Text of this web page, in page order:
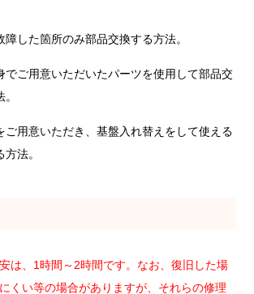
障した箇所のみ部品交換する方法。
でご用意いただいたパーツを使用して部品交
ご用意いただき、基盤入れ替えをして使える
法。
は、1時間～2時間です。なお、復旧した場
くい等の場合がありますが、それらの修理